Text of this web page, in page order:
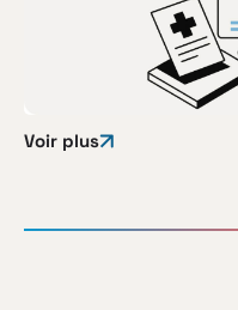
Voir plus